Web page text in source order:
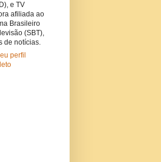
e TV
afiliada ao
Brasileiro
(SBT),
de notícias.
perfil